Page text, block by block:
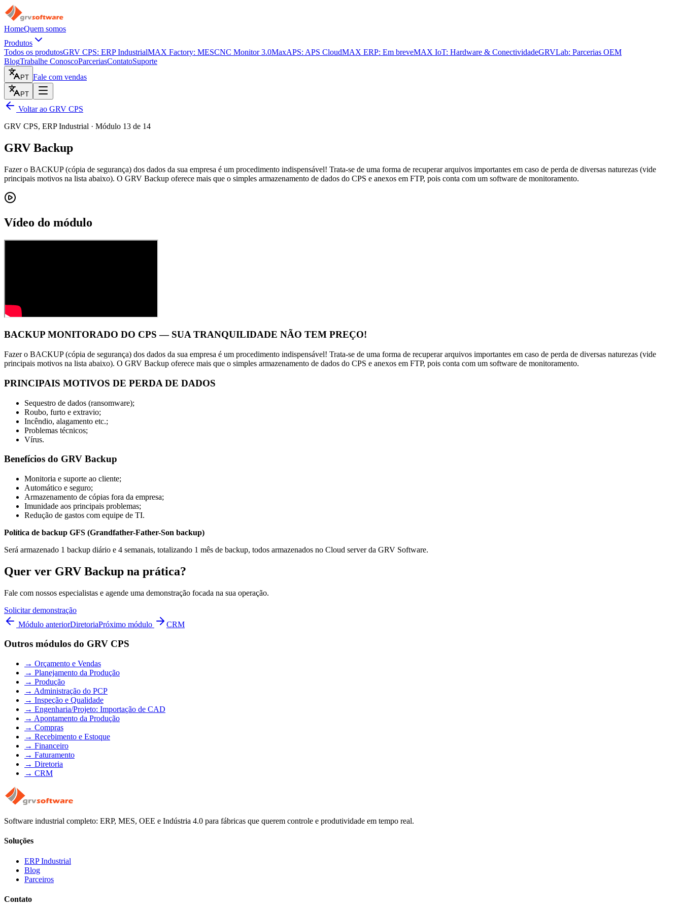
HomeQuem somos
Produtos
Todos os produtosGRV CPS: ERP IndustrialMAX Factory: MESCNC Monitor 3.0MaxAPS: APS CloudMAX ERP: Em breveMAX IoT: Hardware & ConectividadeGRVLab: Parcerias OEM
BlogTrabalhe ConoscoParceriasContatoSuporte
PT Fale com vendas
PT
Voltar ao GRV CPS
GRV CPS, ERP Industrial · Módulo 13 de 14
GRV Backup
Fazer o BACKUP (cópia de segurança) dos dados da sua empresa é um procedimento indispensável! Trata-se de uma forma de recuperar arquivos importantes em caso de perda de diversas naturezas (vide
principais motivos na lista abaixo). O GRV Backup oferece mais que o simples armazenamento de dados do CPS e anexos em FTP, pois conta com um software de monitoramento.
Vídeo do módulo
BACKUP MONITORADO DO CPS — SUA TRANQUILIDADE NÃO TEM PREÇO!
Fazer o BACKUP (cópia de segurança) dos dados da sua empresa é um procedimento indispensável! Trata-se de uma forma de recuperar arquivos importantes em caso de perda de diversas naturezas (vide
principais motivos na lista abaixo). O GRV Backup oferece mais que o simples armazenamento de dados do CPS e anexos em FTP, pois conta com um software de monitoramento.
PRINCIPAIS MOTIVOS DE PERDA DE DADOS
Sequestro de dados (ransomware);
Roubo, furto e extravio;
Incêndio, alagamento etc.;
Problemas técnicos;
Vírus.
Benefícios do GRV Backup
Monitoria e suporte ao cliente;
Automático e seguro;
Armazenamento de cópias fora da empresa;
Imunidade aos principais problemas;
Redução de gastos com equipe de TI.
Política de backup GFS (Grandfather-Father-Son backup)
Será armazenado 1 backup diário e 4 semanais, totalizando 1 mês de backup, todos armazenados no Cloud server da GRV Software.
Quer ver GRV Backup na prática?
Fale com nossos especialistas e agende uma demonstração focada na sua operação.
Solicitar demonstração
Módulo anteriorDiretoriaPróximo módulo CRM
Outros módulos do GRV CPS
→ Orçamento e Vendas
→ Planejamento da Produção
→ Produção
→ Administração do PCP
→ Inspeção e Qualidade
→ Engenharia/Projeto: Importação de CAD
→ Apontamento da Produção
→ Compras
→ Recebimento e Estoque
→ Financeiro
→ Faturamento
→ Diretoria
→ CRM
Software industrial completo: ERP, MES, OEE e Indústria 4.0 para fábricas que querem controle e produtividade em tempo real.
Soluções
ERP Industrial
Blog
Parceiros
Contato